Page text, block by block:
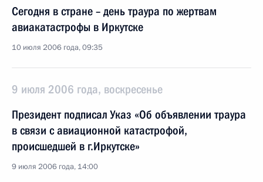
Сегодня в стране – день траура по жертвам
авиакатастрофы в Иркутске
10 июля 2006 года, 09:35
9 июля 2006 года, воскресенье
Президент подписал Указ «Об объявлении траура
в связи с авиационной катастрофой,
происшедшей в г.Иркутске»
9 июля 2006 года, 14:00